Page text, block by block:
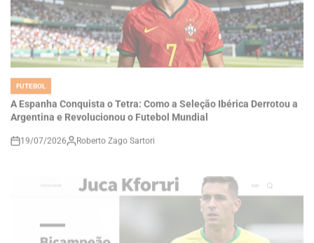
POSTED
IN
FUTEBOL
A Espanha Conquista o Tetra: Como a Seleção Ibérica Derrotou a
Argentina e Revolucionou o Futebol Mundial
on
19/07/2026 Roberto Zago Sartori